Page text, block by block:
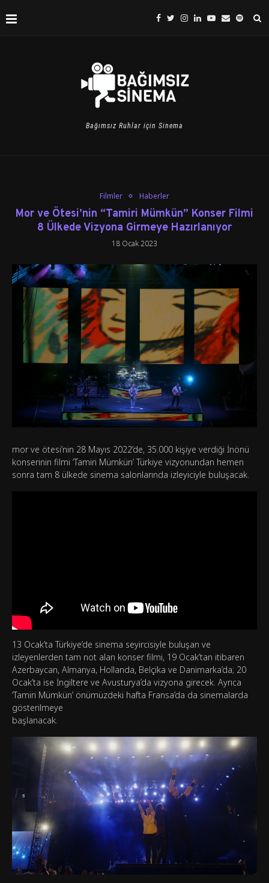
Bağımsız Ruhlar için Sinema
Filmler Haberler
Mor ve Ötesi’nin “Tamiri Mümkün” Konser Filmi
8 Ülkede Vizyona Girmeye Hazırlanıyor
18 Ocak 2023
mor ve ötesi’nin 28 Mayıs 2022’de, 35.000 kişiye verdiği İnönü
konserinin filmi ‘Tamiri Mümkün’ Türkiye vizyonundan hemen
sonra tam 8 ülkede sinema salonlarında izleyiciyle buluşacak.
13 Ocak’ta Türkiye’de sinema seyircisiyle buluşan ve
izleyenlerden tam not alan konser filmi, 19 Ocak’tan itibaren
Azerbaycan, Almanya, Hollanda, Belçika ve Danimarka’da; 20
Ocak’ta ise İngiltere ve Avusturya’da vizyona girecek. Ayrıca
‘Tamiri Mümkün’ önümüzdeki hafta Fransa’da da sinemalarda
gösterilmeye
başlanacak.